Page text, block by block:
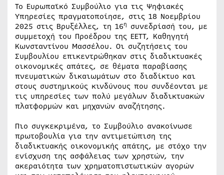
Το Ευρωπαϊκό Συμβούλιο για τις Ψηφιακές
Υπηρεσίες πραγματοποίησε, στις 18 Νοεμβρίου
2025 στις Βρυξέλλες, τη 16η συνεδρίασή του, με
συμμετοχή του Προέδρου της ΕΕΤΤ, Καθηγητή
Κωνσταντίνου Μασσέλου. Οι συζητήσεις του
Συμβουλίου επικεντρώθηκαν στις διαδικτυακές
οικονομικές απάτες, σε θέματα παραβίασης
πνευματικών δικαιωμάτων στο διαδίκτυο και
στους συστημικούς κινδύνους που συνδέονται με
τις υπηρεσίες των πολύ μεγάλων διαδικτυακών
πλατφορμών και μηχανών αναζήτησης.
Πιο συγκεκριμένα, το Συμβούλιο ανακοίνωσε
πρωτοβουλία για την αντιμετώπιση της
διαδικτυακής οικονομικής απάτης, με στόχο την
ενίσχυση της ασφάλειας των χρηστών, την
ακεραιότητα των χρηματοπιστωτικών αγορών